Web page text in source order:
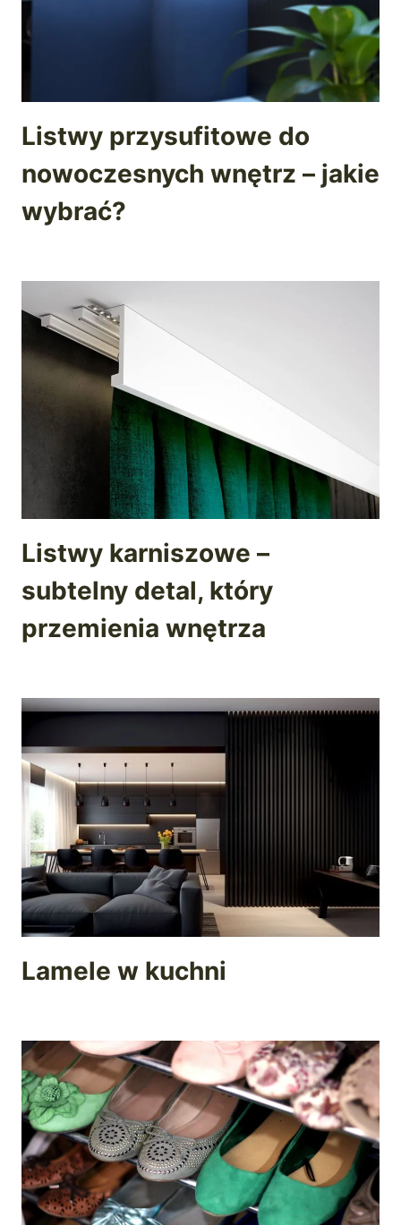
Listwy przysufitowe do
nowoczesnych wnętrz – jakie
wybrać?
Listwy karniszowe –
subtelny detal, który
przemienia wnętrza
Lamele w kuchni